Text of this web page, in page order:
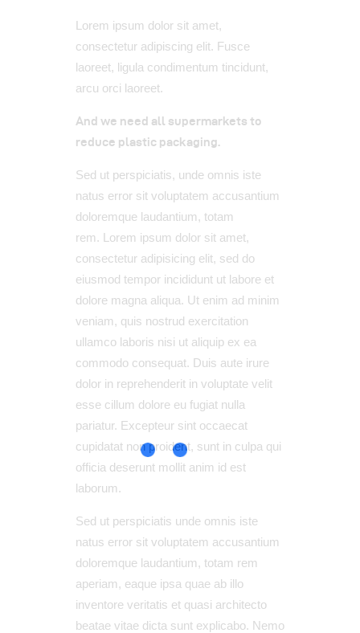
Lorem ipsum dolor sit amet,
consectetur adipiscing elit. Fusce
laoreet, ligula condimentum tincidunt,
arcu orci laoreet.
And we need all supermarkets to
reduce plastic packaging.
Sed ut perspiciatis, unde omnis iste
natus error sit voluptatem accusantium
doloremque laudantium, totam
rem. Lorem ipsum dolor sit amet,
consectetur adipisicing elit, sed do
eiusmod tempor incididunt ut labore et
dolore magna aliqua. Ut enim ad minim
veniam, quis nostrud exercitation
ullamco laboris nisi ut aliquip ex ea
commodo consequat. Duis aute irure
dolor in reprehenderit in voluptate velit
esse cillum dolore eu fugiat nulla
pariatur. Excepteur sint occaecat
cupidatat non proident, sunt in culpa qui
officia deserunt mollit anim id est
laborum.
Sed ut perspiciatis unde omnis iste
natus error sit voluptatem accusantium
doloremque laudantium, totam rem
aperiam, eaque ipsa quae ab illo
inventore veritatis et quasi architecto
beatae vitae dicta sunt explicabo. Nemo